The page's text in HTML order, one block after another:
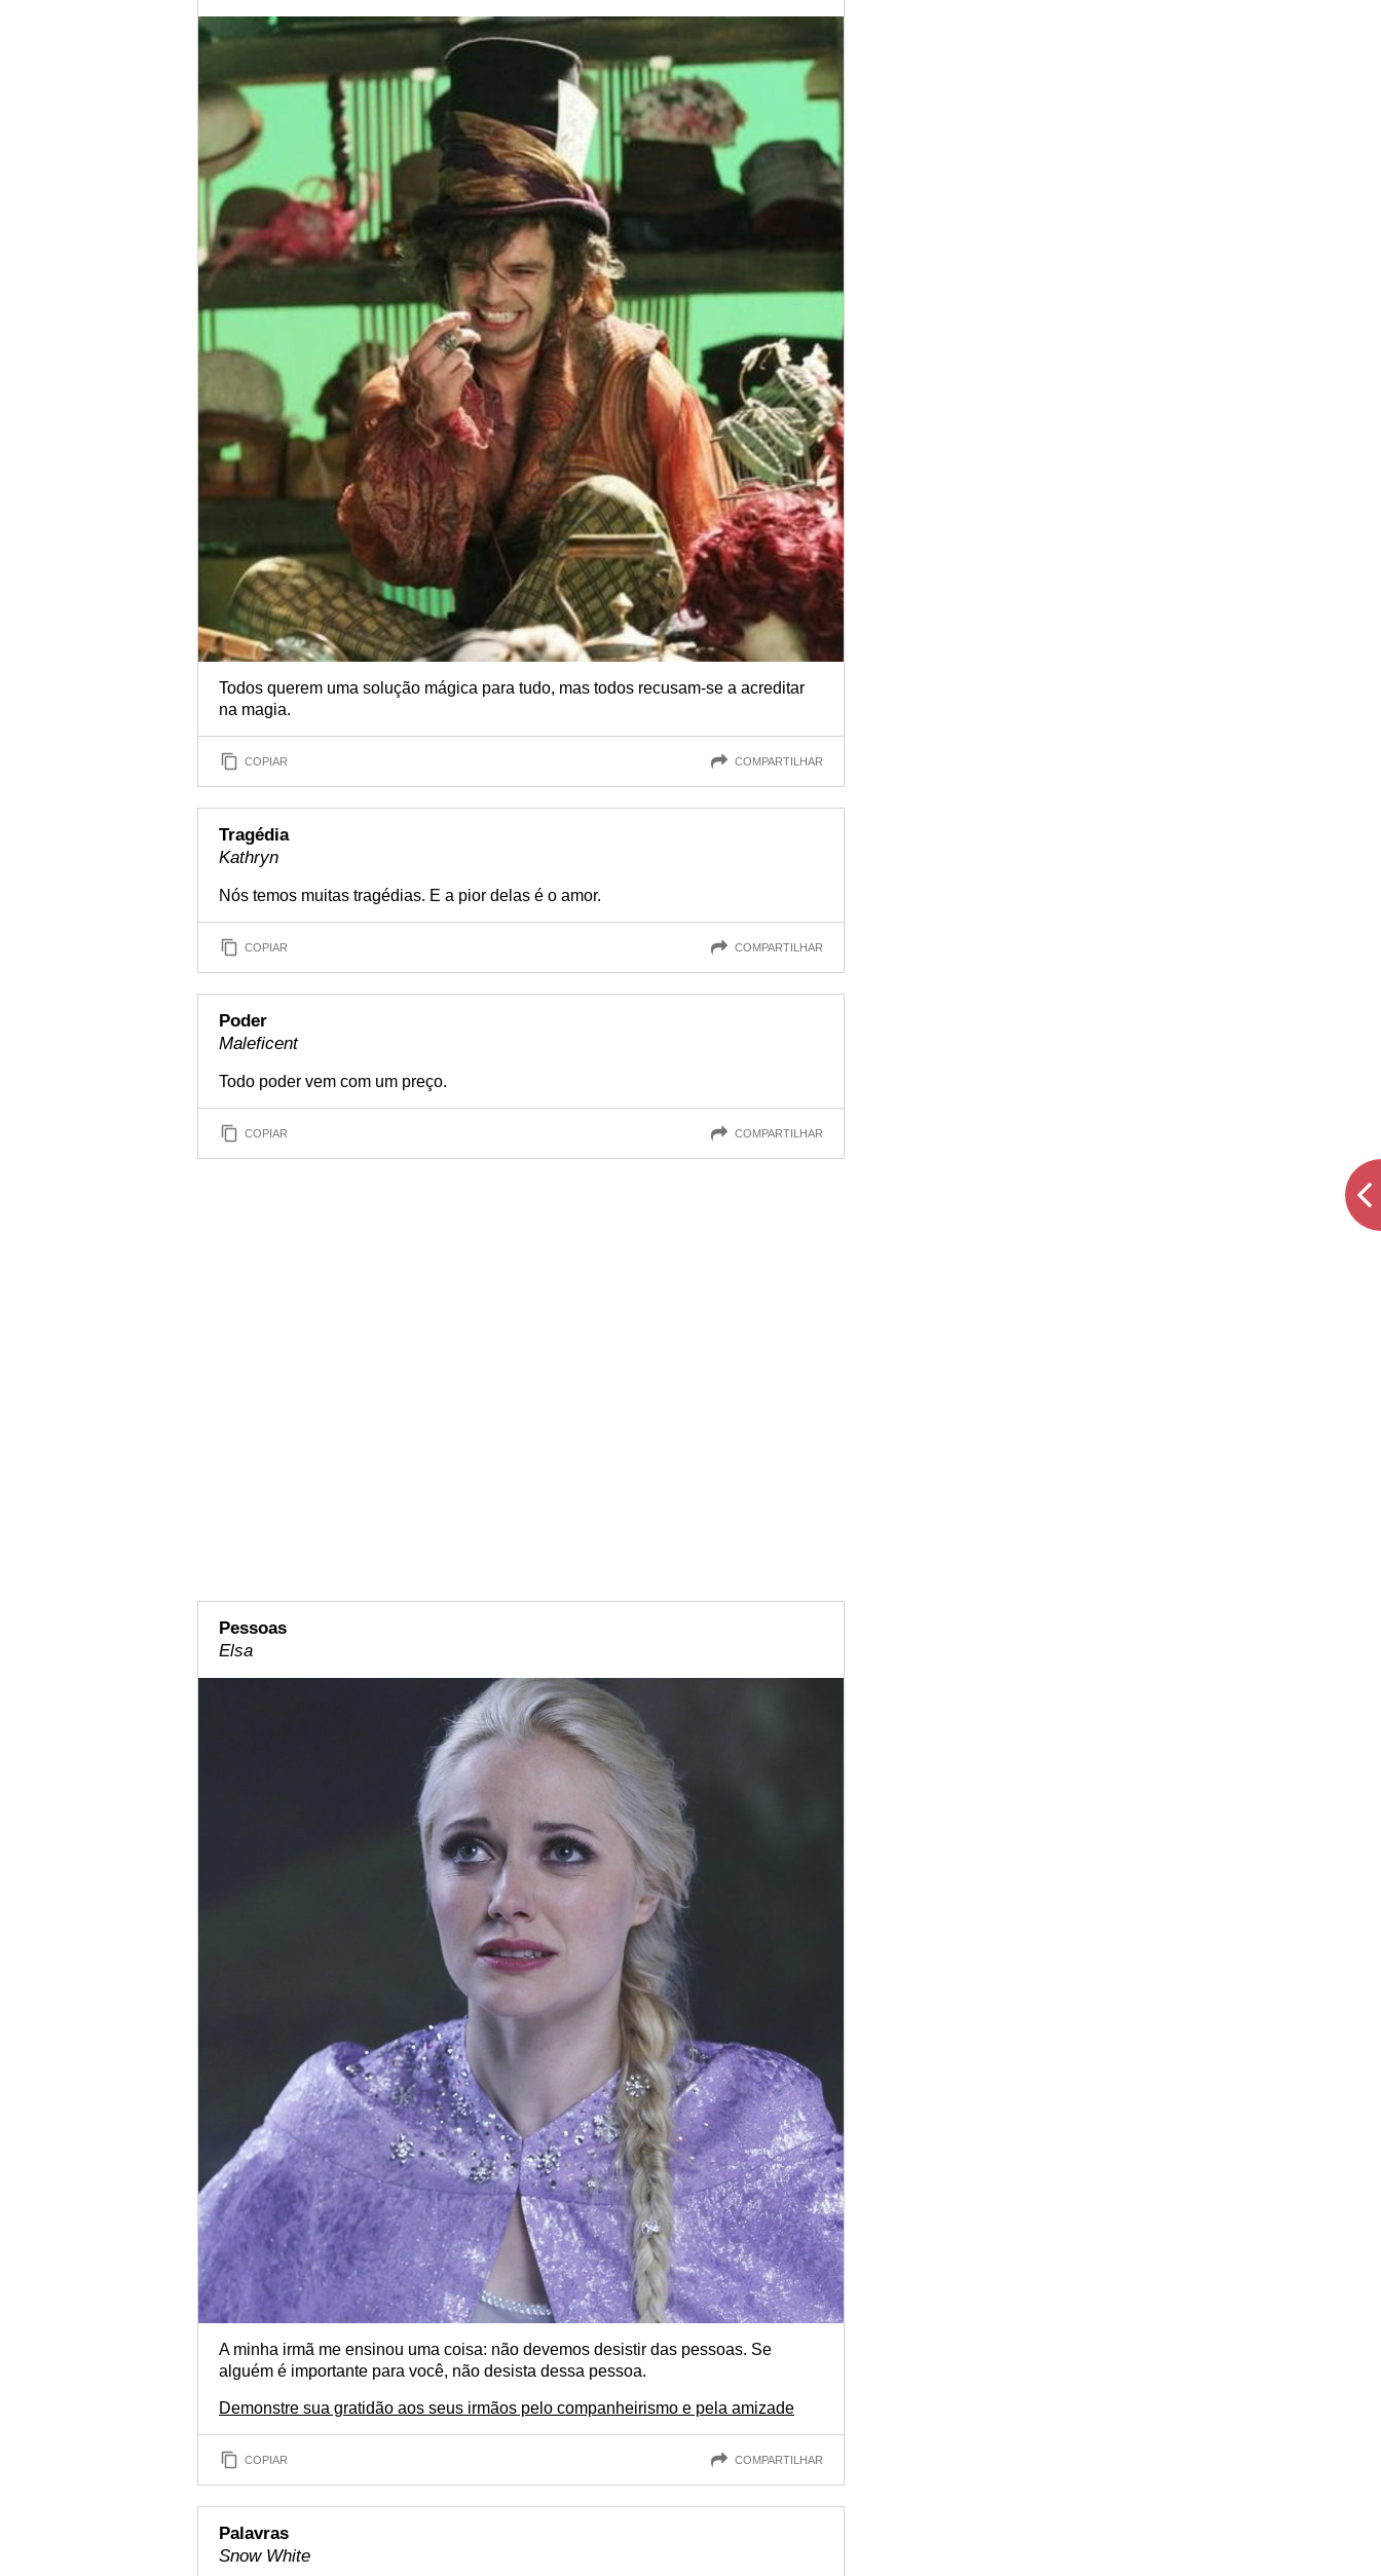
Todos querem uma solução mágica para tudo, mas todos recusam-se a acreditar
na magia.
COPIAR COMPARTILHAR
Tragédia
Kathryn
Nós temos muitas tragédias. E a pior delas é o amor.
COPIAR COMPARTILHAR
Poder
Maleficent
Todo poder vem com um preço.
COPIAR COMPARTILHAR
Pessoas
Elsa
A minha irmã me ensinou uma coisa: não devemos desistir das pessoas. Se
alguém é importante para você, não desista dessa pessoa.
Demonstre sua gratidão aos seus irmãos pelo companheirismo e pela amizade
COPIAR COMPARTILHAR
Palavras
Snow White